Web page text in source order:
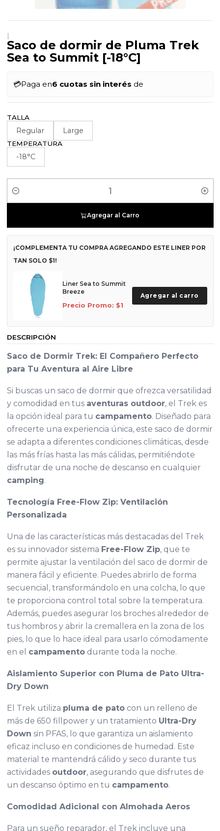
|
Saco de dormir de Pluma Trek
Sea to Summit [-18°C]
💳Paga en6 cuotas sin interés de
TALLA
Regular Large
TEMPERATURA
-18°C
Cantidad
Agregar al Carro
¡COMPLEMENTA TU COMPRA AGREGANDO ESTE LINER POR
TAN SOLO $1!
Liner Sea to Summit
Breeze
Precio Promo: $1
Agregar al carro
DESCRIPCIÓN
Saco de Dormir Trek: El Compañero Perfecto
para Tu Aventura al Aire Libre
Si buscas un saco de dormir que ofrezca versatilidad
y comodidad en tus aventuras outdoor, el Trek es
la opción ideal para tu campamento. Diseñado para
ofrecerte una experiencia única, este saco de dormir
se adapta a diferentes condiciones climáticas, desde
las más frías hasta las más cálidas, permitiéndote
disfrutar de una noche de descanso en cualquier
camping.
Tecnología Free-Flow Zip: Ventilación
Personalizada
Una de las características más destacadas del Trek
es su innovador sistema Free-Flow Zip, que te
permite ajustar la ventilación del saco de dormir de
manera fácil y eficiente. Puedes abrirlo de forma
secuencial, transformándolo en una colcha, lo que
te proporciona control total sobre la temperatura.
Además, puedes asegurar los broches alrededor de
tus hombros y abrir la cremallera en la zona de los
pies, lo que lo hace ideal para usarlo cómodamente
en el campamentodurante toda la noche.
Aislamiento Superior con Pluma de Pato Ultra-
Dry Down
El Trek utiliza pluma de patocon un relleno de
más de 650 fillpower y un tratamiento Ultra-Dry
Down sin PFAS, lo que garantiza un aislamiento
eficaz incluso en condiciones de humedad. Este
material te mantendrá cálido y seco durante tus
actividades outdoor, asegurando que disfrutes de
un descanso óptimo en tu campamento.
Comodidad Adicional con Almohada Aeros
Para un sueño reparador, el Trek incluye una